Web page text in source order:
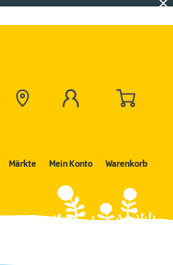
Märkte Mein Konto Warenkorb